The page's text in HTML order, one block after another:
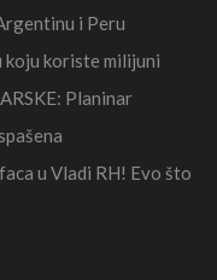
i Peru
koju koriste milijuni
Planinar
u Vladi RH! Evo što